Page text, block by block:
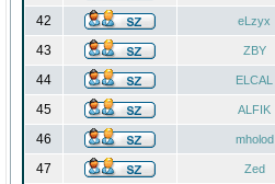
42 eLzyx
43 ZBY
44 ELCAL
45 ALFIK
46 mholod
47 Zed